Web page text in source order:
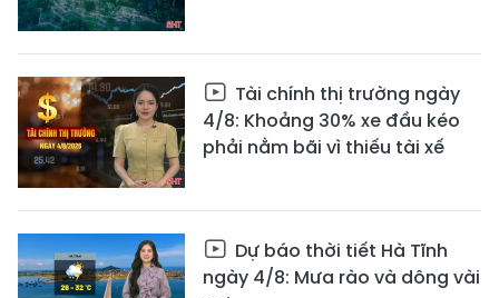
Tài chính thị trường ngày
4/8: Khoảng 30% xe đầu kéo
phải nằm bãi vì thiếu tài xế
Dự báo thời tiết Hà Tĩnh
ngày 4/8: Mưa rào và dông vài